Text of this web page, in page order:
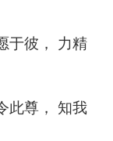
彼， 力精
尊， 知我